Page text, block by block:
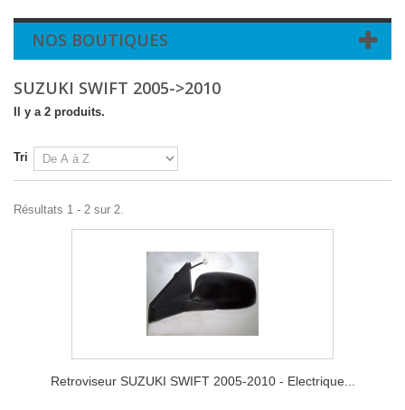
NOS BOUTIQUES
SUZUKI SWIFT 2005->2010
Il y a 2 produits.
Tri
Résultats 1 - 2 sur 2.
Retroviseur SUZUKI SWIFT 2005-2010 - Electrique...